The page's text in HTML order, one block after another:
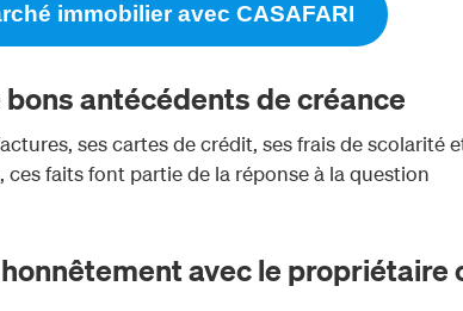
immobilier avec CASAFARI
antécédents de créance
ses cartes de crédit, ses frais de scolarité
faits font partie de la réponse à la question
avec le propriétaire